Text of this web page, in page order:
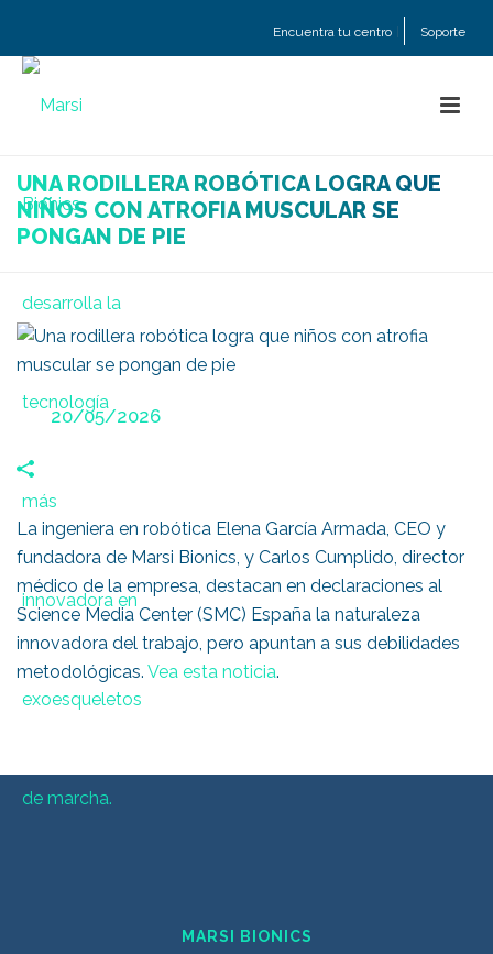
Encuentra tu centro Soporte
UNA RODILLERA ROBÓTICA LOGRA QUE
NIÑOS CON ATROFIA MUSCULAR SE
PONGAN DE PIE
Posted
20/05/2026
La ingeniera en robótica Elena García Armada, CEO y
fundadora de Marsi Bionics, y Carlos Cumplido, director
médico de la empresa, destacan en declaraciones al
Science Media Center (SMC) España la naturaleza
innovadora del trabajo, pero apuntan a sus debilidades
metodológicas. Vea esta noticia.
MARSI BIONICS